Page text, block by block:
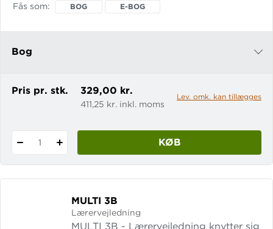
Fås som BOG E-BOG
Bog
e-bog
Pris pr. stk. 329,00 kr.
411,25 kr. inkl. moms
Lev. omk. kan tillægges
1 KØB
MULTI 3B
Lærervejledning
MULTI 3B - Lærervejledning knytter sig